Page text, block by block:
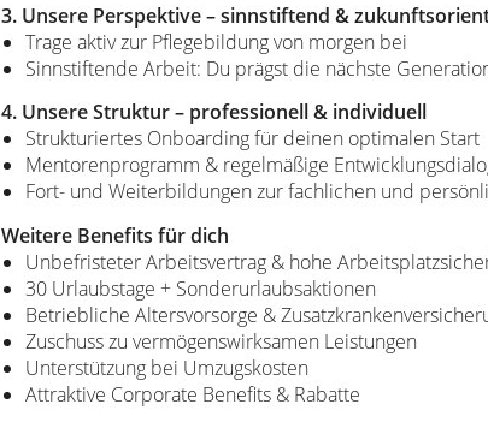
3. Unsere Perspektive – sinnstiftend &
Trage aktiv zur Pflegebildung von morgen bei
Sinnstiftende Arbeit: Du prägst die nächste
4. Unsere Struktur – professionell & individuell
Strukturiertes Onboarding für deinen optimalen Start
Mentorenprogramm & regelmäßige
Fort- und Weiterbildungen zur fachlichen und
Weitere Benefits für dich
Unbefristeter Arbeitsvertrag & hohe
30 Urlaubstage + Sonderurlaubsaktionen
Betriebliche Altersvorsorge &
Zuschuss zu vermögenswirksamen Leistungen
Unterstützung bei Umzugskosten
Attraktive Corporate Benefits & Rabatte